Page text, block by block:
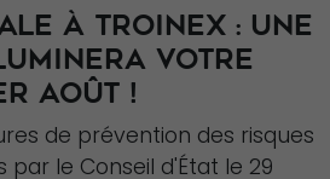
À TROINEX : UNE
VOTRE
AOÛT !
de prévention des risques
par le Conseil d'État le 29
Nécessaire
Ces cookies ne